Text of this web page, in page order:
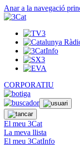
Anar a la navegació
CORPORATIU
El meu 3Cat
La meva llista
El meu 3CatInfo